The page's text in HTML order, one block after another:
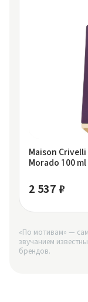
Maison
Morado 100 ml
2 537 ₽
«По мотивам» —
звучанием
брендов.